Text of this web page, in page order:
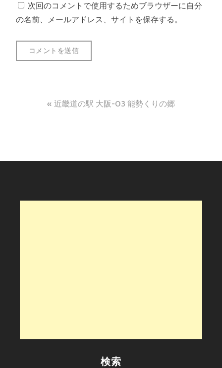
次回のコメントで使用するためブラウザーに自分
の名前、メールアドレス、サイトを保存する。
ビ
ー
近畿道の駅 大阪-03 能勢くりの郷
検索